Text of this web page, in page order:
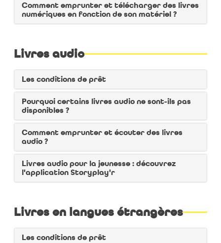
Donnez un nom à votre liste
Retrouvez vos favoris et vos listes :
Rendez-vous dans votre compte personnel
Cliquez sur le lien "Favoris et listes"
Comment emprunter et télécharger des livres
numériques en fonction de son matériel ?
Livres audio
Les conditions de prêt
Pourquoi certains livres audio ne sont-ils pas
disponibles ?
Comment emprunter et écouter des livres
audio ?
Livres audio pour la jeunesse : découvrez
l'application Storyplay'r
Livres en langues étrangères
Les conditions de prêt